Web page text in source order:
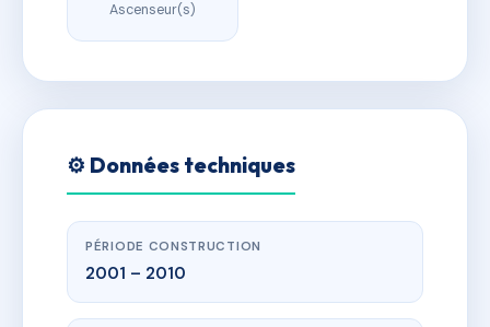
Ascenseur(s)
⚙️ Données techniques
PÉRIODE CONSTRUCTION
2001 – 2010